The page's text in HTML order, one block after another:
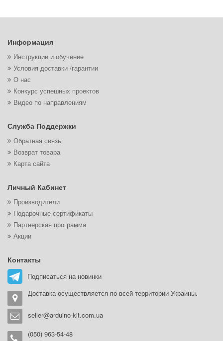
Информация
Инструкции и обучение
Условия доставки /гарантии
О нас
Конкурс успешных проектов
Видео по направлениям
Служба Поддержки
Обратная связь
Возврат товара
Карта сайта
Личный Кабинет
Производители
Подарочные сертификаты
Партнерская программа
Акции
Контакты
Подписаться на новинки
Доставка осуществляется по всей территории Украины.
seller@arduino-kit.com.ua
(050) 963-54-48